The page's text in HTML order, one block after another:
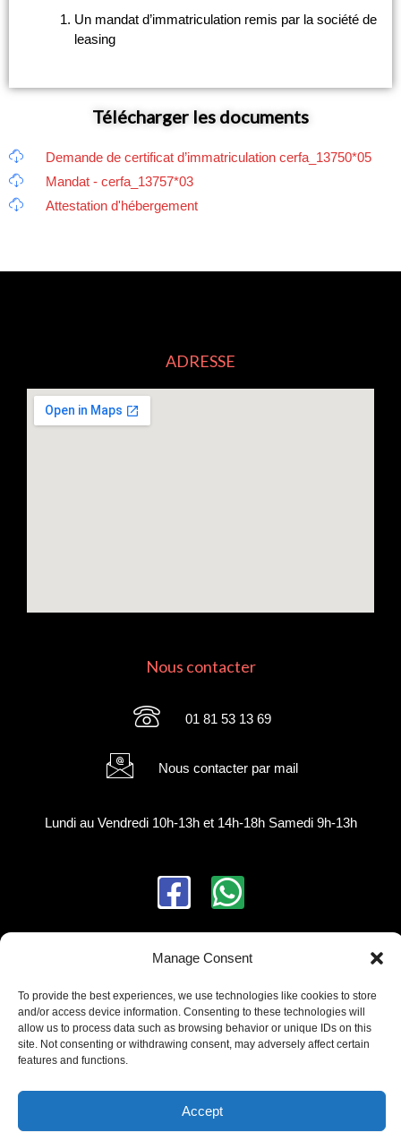
Manage Consent
To provide the best experiences, we use technologies like cookies to store
and/or access device information. Consenting to these technologies will
allow us to process data such as browsing behavior or unique IDs on this
site. Not consenting or withdrawing consent, may adversely affect certain
features and functions.
Accept
Un mandat d’immatriculation remis par la société de
leasing
Télécharger les documents
Demande de certificat d’immatriculation cerfa_13750*05
Mandat - cerfa_13757*03
Attestation d'hébergement
ADRESSE
Nous contacter
01 81 53 13 69
Nous contacter par mail
Lundi au Vendredi 10h-13h et 14h-18h Samedi 9h-13h
F
a
c
e
b
o
o
k
W
h
a
t
s
a
p
p
Notre politique
Mentions Légale
CGV
En soumettant ce formulaire, j’accepte que les informations